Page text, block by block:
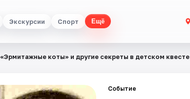
Экскурсии Спорт Ещё
«Эрмитажные коты» и другие секреты в детском квесте
Событие